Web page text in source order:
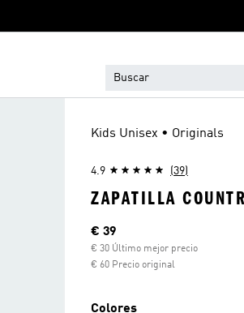
Kids Unisex • Originals
4.9 (39)
ZAPATILLA
Precio actual
€ 39
€ 30 Último mejor precio
€ 60 Precio original
Colores